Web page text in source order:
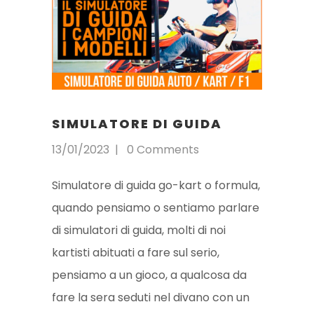
SIMULATORE DI GUIDA
13/01/2023 0 Comments
Simulatore di guida go-kart o formula,
quando pensiamo o sentiamo parlare
di simulatori di guida, molti di noi
kartisti abituati a fare sul serio,
pensiamo a un gioco, a qualcosa da
fare la sera seduti nel divano con un